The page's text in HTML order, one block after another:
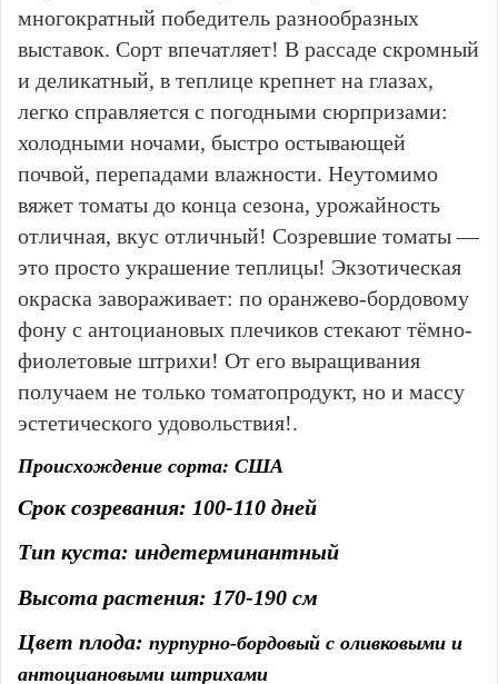
многократный победитель разнообразных
выставок. Сорт впечатляет! В рассаде скромный
и деликатный, в теплице крепнет на глазах,
легко справляется с погодными сюрпризами:
холодными ночами, быстро остывающей
почвой, перепадами влажности. Неутомимо
вяжет томаты до конца сезона, урожайность
отличная, вкус отличный! Созревшие томаты —
это просто украшение теплицы! Экзотическая
окраска завораживает: по оранжево-бордовому
фону с антоциановых плечиков стекают тёмно-
фиолетовые штрихи! От его выращивания
получаем не только томатопродукт, но и массу
эстетического удовольствия!.
Происхождение сорта: США
Срок созревания: 100-110 дней
Тип куста: индетерминантный
Высота растения: 170-190 см
Цвет плода: пурпурно-бордовый с оливковыми и
антоциановыми штрихами